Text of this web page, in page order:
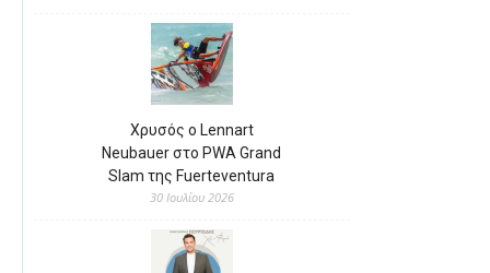
Χρυσός ο Lennart
Neubauer στο PWA Grand
Slam της Fuerteventura
30 Ιουλίου 2026